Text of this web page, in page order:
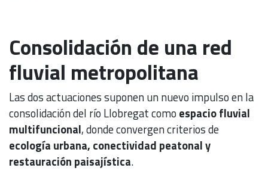
Consolidación de una red
fluvial metropolitana
Las dos actuaciones suponen un nuevo impulso en la
consolidación del río Llobregat como espacio fluvial
multifuncional, donde convergen criterios de
ecología urbana, conectividad peatonal y
restauración paisajística.